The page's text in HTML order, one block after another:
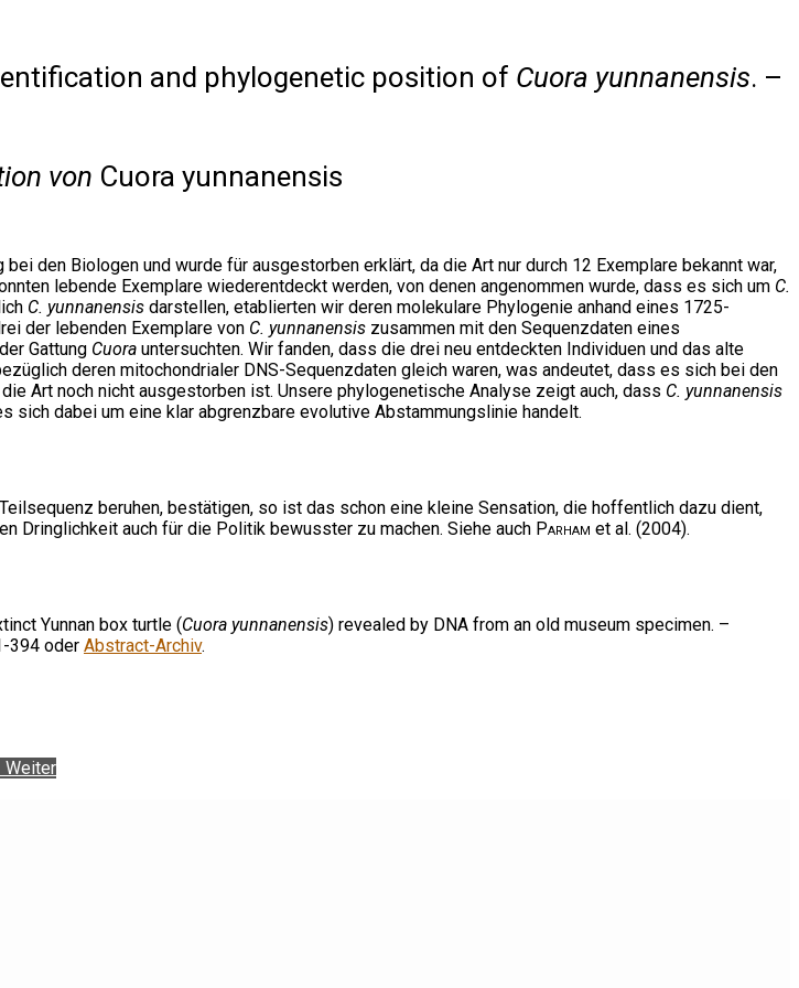
and phylogenetic position of Cuora yunnanensis. –
von Cuora yunnanensis
bei den Biologen und wurde für ausgestorben erklärt, da die Art nur durch 12 Exemplare bekannt war,
lebende Exemplare wiederentdeckt werden, von denen angenommen wurde, dass es sich um C.
C. yunnanensis darstellen, etablierten wir deren molekulare Phylogenie anhand eines 1725-
der lebenden Exemplare von C. yunnanensis zusammen mit den Sequenzdaten eines
Gattung Cuora untersuchten. Wir fanden, dass die drei neu entdeckten Individuen und das alte
deren mitochondrialer DNS-Sequenzdaten gleich waren, was andeutet, dass es sich bei den
Art noch nicht ausgestorben ist. Unsere phylogenetische Analyse zeigt auch, dass C. yunnanensis
sich dabei um eine klar abgrenzbare evolutive Abstammungslinie handelt.
beruhen, bestätigen, so ist das schon eine kleine Sensation, die hoffentlich dazu dient,
Dringlichkeit auch für die Politik bewusster zu machen. Siehe auch Parham et al. (2004).
Yunnan box turtle (Cuora yunnanensis) revealed by DNA from an old museum specimen. –
394 oder Abstract-Archiv.
Weiter